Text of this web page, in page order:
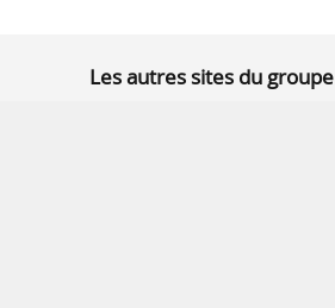
Les autres sites du groupe